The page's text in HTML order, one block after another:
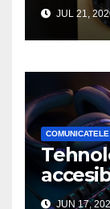
JUL 21,
seria
JUN 17,